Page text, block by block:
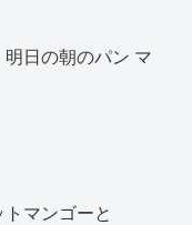
日の朝のパン マ
マンゴーと